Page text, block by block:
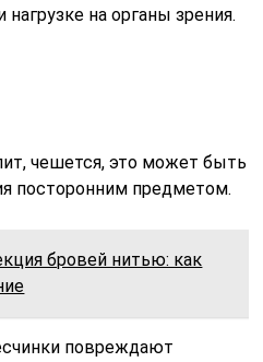
нагрузке на органы зрения.
чешется, это может быть
посторонним предметом.
бровей нитью: как
повреждают